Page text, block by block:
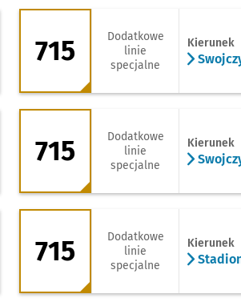
715 - kierunek Swojczyce
715
Dodatkowe
linie
specjalne
Kierunek
715 - kierunek Swojczyce
715
Dodatkowe
linie
specjalne
Kierunek
715 - kierunek Stadion
715
Dodatkowe
linie
specjalne
Kierunek